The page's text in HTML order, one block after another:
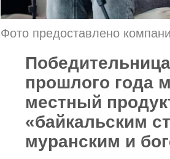
Фото предоставлено
прошлого года
местный
«байкальским
муранским и